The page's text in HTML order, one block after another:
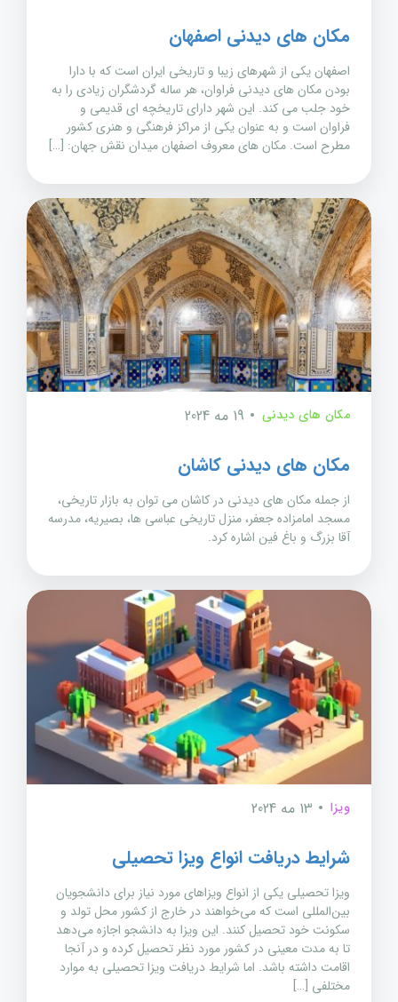
مکان های دیدنی اصفهان
اصفهان یکی از شهرهای زیبا و تاریخی ایران است که با دارا
بودن مکان های دیدنی فراوان، هر ساله گردشگران زیادی را به
خود جلب می کند. این شهر دارای تاریخچه ای قدیمی و
فراوان است و به عنوان یکی از مراکز فرهنگی و هنری کشور
مطرح است. مکان های معروف اصفهان میدان نقش جهان: […]
مکان های دیدنی 19 مه 2024
مکان های دیدنی کاشان
از جمله مکان های دیدنی در کاشان می توان به بازار تاریخی،
مسجد امامزاده جعفر، منزل تاریخی عباسی ها، بصیریه، مدرسه
آقا بزرگ و باغ فین اشاره کرد.
ویزا 13 مه 2024
شرایط دریافت انواع ویزا تحصیلی
ویزا تحصیلی یکی از انواع ویزاهای مورد نیاز برای دانشجویان
بین‌المللی است که می‌خواهند در خارج از کشور محل تولد و
سکونت خود تحصیل کنند. این ویزا به دانشجو اجازه می‌دهد
تا به مدت معینی در کشور مورد نظر تحصیل کرده و در آنجا
اقامت داشته باشد. اما شرایط دریافت ویزا تحصیلی به موارد
مختلفی […]